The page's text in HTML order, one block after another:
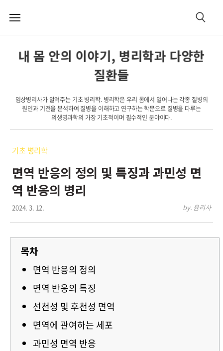
메
검
내 몸 안의 이야기, 병리학과 다양한
질환들
임상병리사가 알려주는 기초 병리학. 병리학은 우리 몸에서 일어나는 각종 질병의
원인과 기전을 분석하여 질병을 이해하고 연구하는 학문으로 질병을 다루는
의생명과학의 가장 기초적이며 필수적인 분야이다.
기초 병리학
면역 반응의 정의 및 특징과 과민성 면
역 반응의 병리
2024. 3. 12. by. 윰리사
목차
면역 반응의 정의
면역 반응의 특징
선천성 및 후천성 면역
면역에 관여하는 세포
과민성 면역 반응